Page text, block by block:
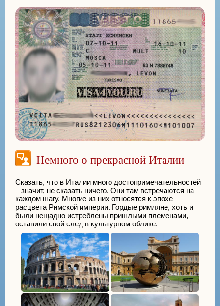
Немного о прекрасной Италии
Сказать, что в Италии много достопримечательностей
– значит, не сказать ничего. Они там встречаются на
каждом шагу. Многие из них относятся к эпохе
расцвета Римской империи. Гордые римляне, хоть и
были нещадно истреблены пришлыми племенами,
оставили свой след в культурном облике.